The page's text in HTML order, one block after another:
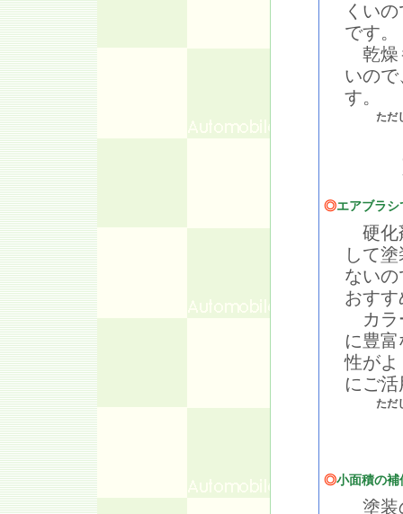
くい
です。
乾燥
いの
す。
ただ
◎エアブラシ
硬化
して
ない
おす
カラ
に豊
性がよ
にご
ただ
◎小面積の補
塗装